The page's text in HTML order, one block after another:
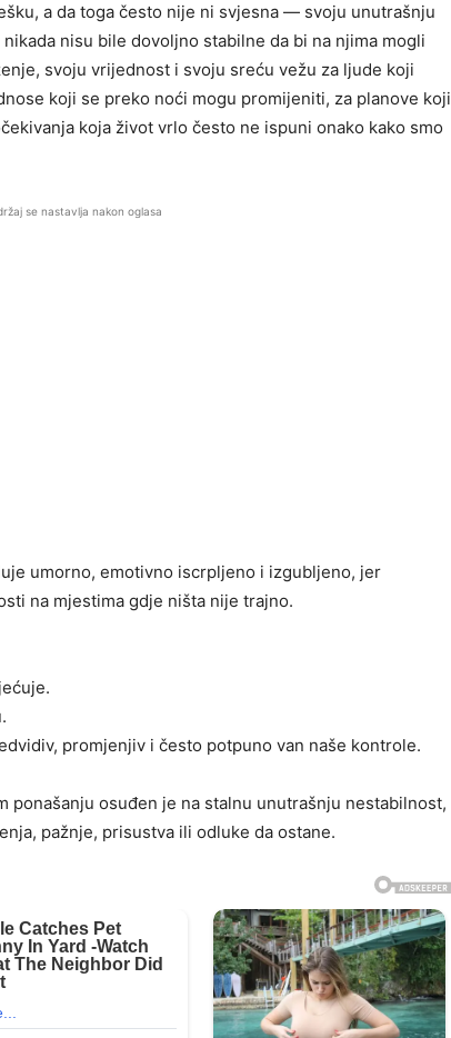
a da toga često nije ni svjesna — svoju unutrašnju
nisu bile dovoljno stabilne da bi na njima mogli
svoju vrijednost i svoju sreću vežu za ljude koji
koji se preko noći mogu promijeniti, za planove koji
koja život vrlo često ne ispuni onako kako smo
se nastavlja nakon oglasa
umorno, emotivno iscrpljeno i izgubljeno, jer
na mjestima gdje ništa nije trajno.
promjenjiv i često potpuno van naše kontrole.
ponašanju osuđen je na stalnu unutrašnju nestabilnost,
pažnje, prisustva ili odluke da ostane.